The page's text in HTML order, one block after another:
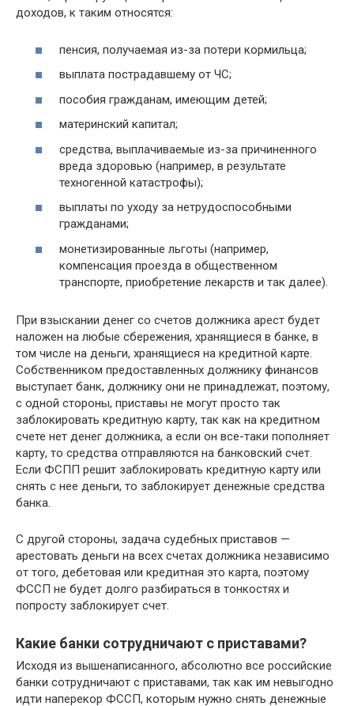
доходов, к таким относятся:
пенсия, получаемая из-за потери кормильца;
выплата пострадавшему от ЧС;
пособия гражданам, имеющим детей;
материнский капитал;
средства, выплачиваемые из-за причиненного
вреда здоровью (например, в результате
техногенной катастрофы);
выплаты по уходу за нетрудоспособными
гражданами;
монетизированные льготы (например,
компенсация проезда в общественном
транспорте, приобретение лекарств и так далее).
При взыскании денег со счетов должника арест будет
наложен на любые сбережения, хранящиеся в банке, в
том числе на деньги, хранящиеся на кредитной карте.
Собственником предоставленных должнику финансов
выступает банк, должнику они не принадлежат, поэтому,
с одной стороны, приставы не могут просто так
заблокировать кредитную карту, так как на кредитном
счете нет денег должника, а если он все-таки пополняет
карту, то средства отправляются на банковский счет.
Если ФСПП решит заблокировать кредитную карту или
снять с нее деньги, то заблокирует денежные средства
банка.
С другой стороны, задача судебных приставов —
арестовать деньги на всех счетах должника независимо
от того, дебетовая или кредитная это карта, поэтому
ФССП не будет долго разбираться в тонкостях и
попросту заблокирует счет.
Какие банки сотрудничают с приставами?
Исходя из вышенаписанного, абсолютно все российские
банки сотрудничают с приставами, так как им невыгодно
идти наперекор ФССП, которым нужно снять денежные